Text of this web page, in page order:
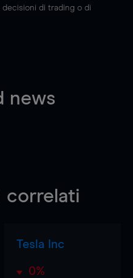
di trading o di
news
correlati
Tesla Inc
0%